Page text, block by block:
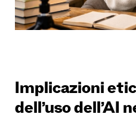
Implicazioni
dell’uso dell’AI